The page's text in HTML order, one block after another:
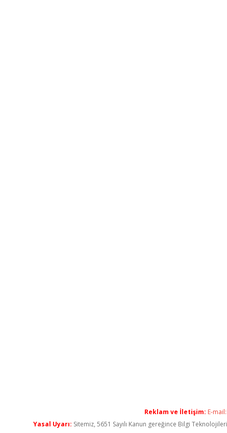
Reklam ve İletişim: E-mail:
Yasal Uyarı: Sitemiz, 5651 Sayılı Kanun gereğince Bilgi